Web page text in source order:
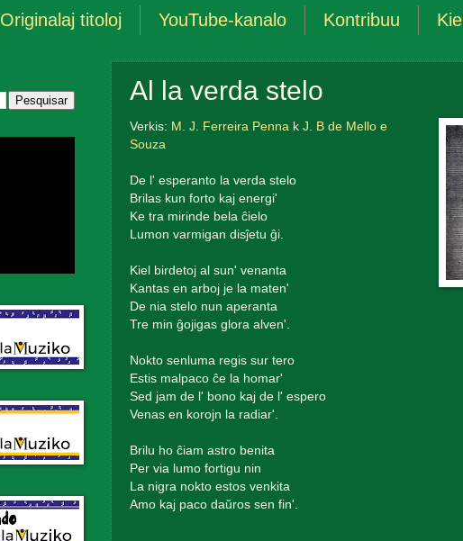
Originalaj titoloj YouTube-kanalo Kontribuu
Al la verda stelo
Verkis: M. J. Ferreira Penna k J. B de Mello e
Souza
De l' esperanto la verda stelo
Brilas kun forto kaj energi'
Ke tra mirinde bela ĉielo
Lumon varmigan disĵetu ĝi.
Kiel birdetoj al sun' venanta
Kantas en arboj je la maten'
De nia stelo nun aperanta
Tre min ĝojigas glora alven'.
Nokto senluma regis sur tero
Estis malpaco ĉe la homar'
Sed jam de l' bono kaj de l' espero
Venas en korojn la radiar'.
Brilu ho ĉiam astro benita
Per via lumo fortigu nin
La nigra nokto estos venkita
Amo kaj paco daŭros sen fin'.